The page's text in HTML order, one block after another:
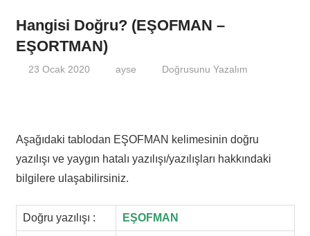
Hangisi Doğru? (EŞOFMAN –
EŞORTMAN)
23 Ocak 2020 ayse Doğrusunu Yazalım
Aşağıdaki tablodan EŞOFMAN kelimesinin doğru
yazılışı ve yaygın hatalı yazılışı/yazılışları hakkındaki
bilgilere ulaşabilirsiniz.
Doğru yazılışı : EŞOFMAN